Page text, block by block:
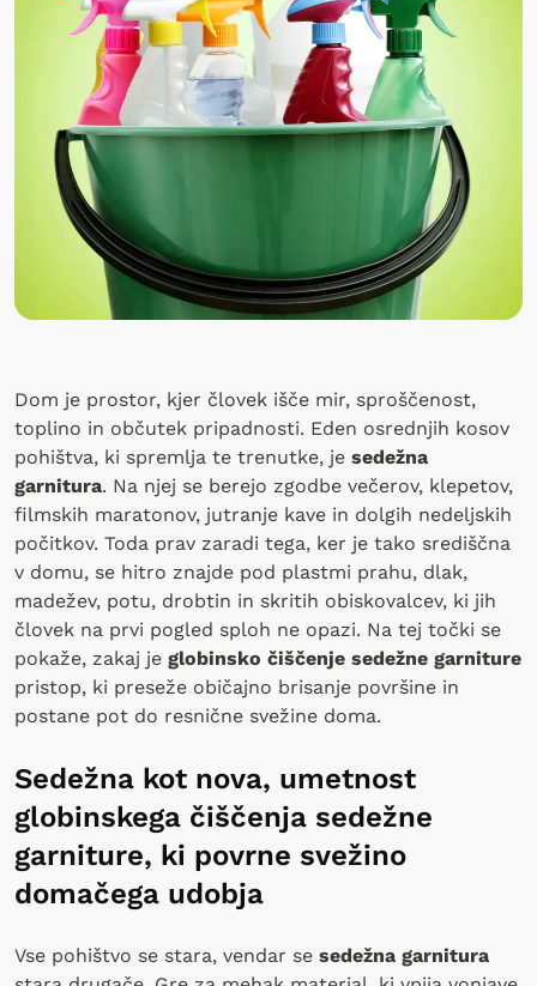
Dom je prostor, kjer človek išče mir, sproščenost,
toplino in občutek pripadnosti. Eden osrednjih kosov
pohištva, ki spremlja te trenutke, je sedežna
garnitura. Na njej se berejo zgodbe večerov, klepetov,
filmskih maratonov, jutranje kave in dolgih nedeljskih
počitkov. Toda prav zaradi tega, ker je tako središčna
v domu, se hitro znajde pod plastmi prahu, dlak,
madežev, potu, drobtin in skritih obiskovalcev, ki jih
človek na prvi pogled sploh ne opazi. Na tej točki se
pokaže, zakaj je globinsko čiščenje sedežne garniture
pristop, ki preseže običajno brisanje površine in
postane pot do resnične svežine doma.
Sedežna kot nova, umetnost
globinskega čiščenja sedežne
garniture, ki povrne svežino
domačega udobja
Vse pohištvo se stara, vendar se sedežna garnitura